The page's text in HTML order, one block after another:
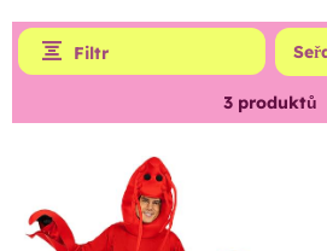
Filtr
3 produktů